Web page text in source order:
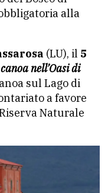
alla
(LU), il 5
nell’Oasi di
sul Lago di
a favore
Naturale